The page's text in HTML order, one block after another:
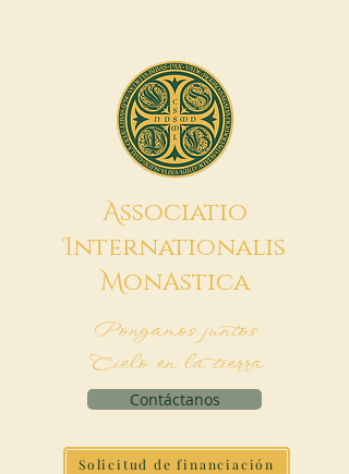
Associatio
Internationalis
MonAstica
Pongamos juntos
Cielo en la tierra
Contáctanos
Solicitud de financiación